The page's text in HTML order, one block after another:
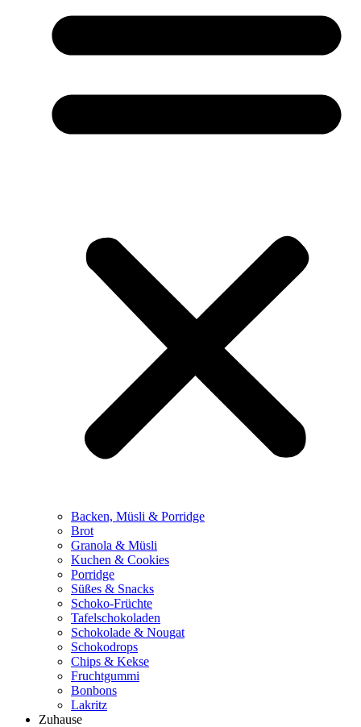
Backen, Müsli & Porridge
Brot
Granola & Müsli
Kuchen & Cookies
Porridge
Süßes & Snacks
Schoko-Früchte
Tafelschokoladen
Schokolade & Nougat
Schokodrops
Chips & Kekse
Fruchtgummi
Bonbons
Lakritz
Zuhause